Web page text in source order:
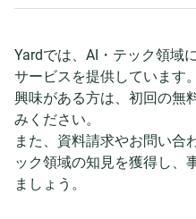
Yardでは、AI・テック領域
サービスを提供しています。
興味がある方は、初回の無
みください。
また、資料請求やお問い合
ック領域の知見を獲得し、
ましょう。